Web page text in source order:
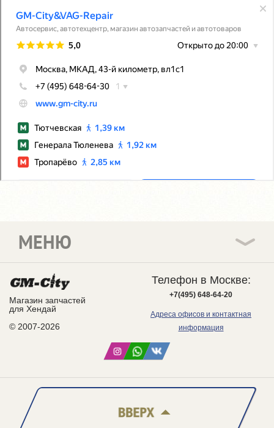
Магазин запчастей
для Хендай
© 2007-2026
МЕНЮ
Телефон в Москве:
+7(495) 648-64-20
Адреса офисов и контактная
информация